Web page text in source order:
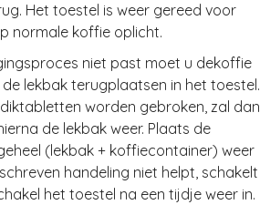
Het toestel is weer gereed voor
normale koffie oplicht.
niet past moet u dekoffie
lekbak terugplaatsen in het toestel.
worden gebroken, zal dan
de lekbak weer. Plaats de
(lekbak + koffiecontainer) weer
handeling niet helpt, schakelt
het toestel na een tijdje weer in.